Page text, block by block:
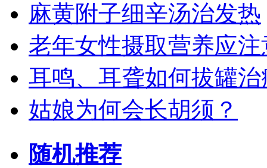
麻黄附子细辛汤治发热
老年女性摄取营养应注
耳鸣、耳聋如何拔罐治
姑娘为何会长胡须？
随机推荐